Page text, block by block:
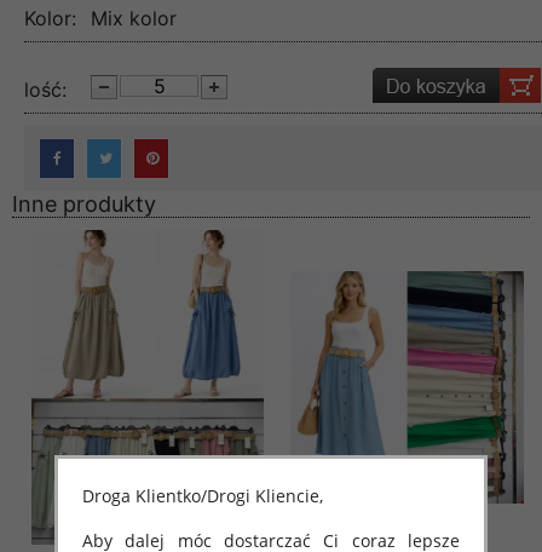
Kolor: Mix kolor
lość:
Inne produkty
Droga Klientko/Drogi Kliencie,
Aby dalej móc dostarczać Ci coraz lepsze